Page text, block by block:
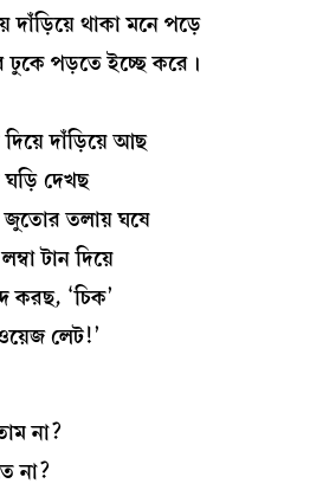
থাকা মনে পড়ে
ঢুকে পড়তে ইচ্ছে করে।
দাঁড়িয়ে আছ
দেখছ
জুতোর তলায় ঘষে
টান দিয়ে
করছ, ‘চিক’
লেট!’
না?
না?